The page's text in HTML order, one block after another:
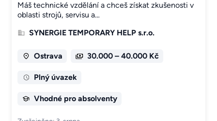
Máš technické vzdělání a chceš získat zkušenosti v
oblasti strojů, servisu a…
SYNERGIE TEMPORARY HELP s.r.o.
Ostrava 30.000 – 40.000 Kč
Plný úvazek
Vhodné pro absolventy